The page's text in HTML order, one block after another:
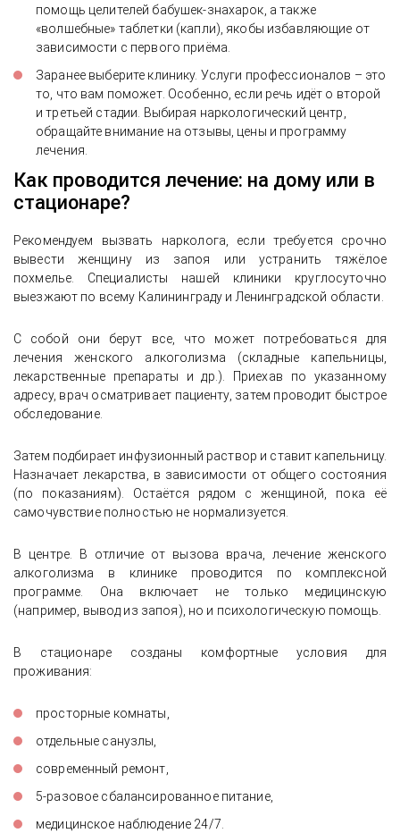
помощь целителей бабушек-знахарок, а также
«волшебные» таблетки (капли), якобы избавляющие от
зависимости с первого приёма.
Заранее выберите клинику. Услуги профессионалов – это
то, что вам поможет. Особенно, если речь идёт о второй
и третьей стадии. Выбирая наркологический центр,
обращайте внимание на отзывы, цены и программу
лечения.
Как проводится лечение: на дому или в
стационаре?
Рекомендуем вызвать нарколога, если требуется срочно
вывести женщину из запоя или устранить тяжёлое
похмелье. Специалисты нашей клиники круглосуточно
выезжают по всему Калининграду и Ленинградской области.
С собой они берут все, что может потребоваться для
лечения женского алкоголизма (складные капельницы,
лекарственные препараты и др.). Приехав по указанному
адресу, врач осматривает пациенту, затем проводит быстрое
обследование.
Затем подбирает инфузионный раствор и ставит капельницу.
Назначает лекарства, в зависимости от общего состояния
(по показаниям). Остаётся рядом с женщиной, пока её
самочувствие полностью не нормализуется.
В центре. В отличие от вызова врача, лечение женского
алкоголизма в клинике проводится по комплексной
программе. Она включает не только медицинскую
(например, вывод из запоя), но и психологическую помощь.
В стационаре созданы комфортные условия для
проживания:
просторные комнаты,
отдельные санузлы,
современный ремонт,
5-разовое сбалансированное питание,
медицинское наблюдение 24/7.